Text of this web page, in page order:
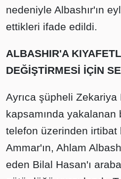
nedeniyle Albashır'ın
ettikleri ifade edildi.
ALBASHIR'A
DEĞİŞTİRMESİ İÇİN
Ayrıca şüpheli Zekariya
kapsamında
telefon üzerinden irtibat
Ammar'ın, Ahlam
eden Bilal Hasan'ı